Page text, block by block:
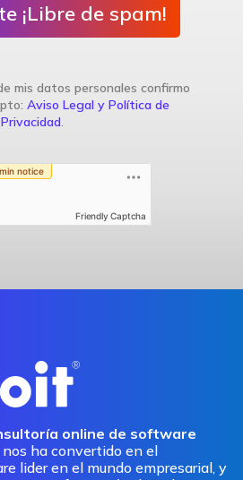
¡Libre de spam!
mis datos personales confirmo
Aviso Legal y Política de
Privacidad.
Friendly Captcha
online de software
nos ha convertido en el
lider en el mundo empresarial, y